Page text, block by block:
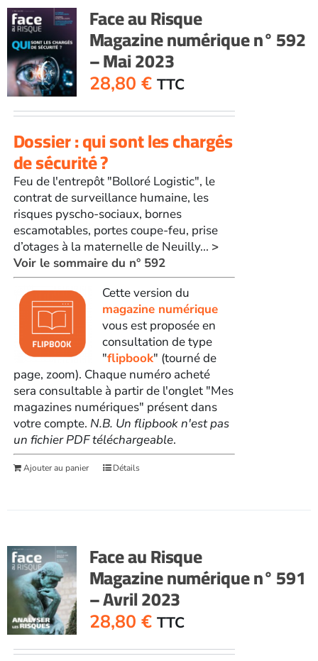
Face au Risque
Magazine numérique n° 592
– Mai 2023
28,80 € TTC
Dossier : qui sont les chargés
de sécurité ?
Feu de l'entrepôt "Bolloré Logistic", le
contrat de surveillance humaine, les
risques pyscho-sociaux, bornes
escamotables, portes coupe-feu, prise
d’otages à la maternelle de Neuilly... >
Voir le sommaire du n° 592
Cette version du
magazine numérique
vous est proposée en
consultation de type
"flipbook" (tourné de
page, zoom). Chaque numéro acheté
sera consultable à partir de l'onglet "Mes
magazines numériques" présent dans
votre compte. N.B. Un flipbook n'est pas
un fichier PDF téléchargeable.
Ajouter au panier Détails
Face au Risque
Magazine numérique n° 591
– Avril 2023
28,80 € TTC